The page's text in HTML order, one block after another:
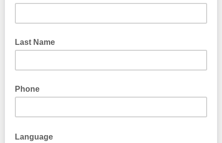
Last Name
Phone
Language